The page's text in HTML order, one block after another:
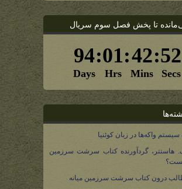
تا پخش فصل سوم سریال
سیستم واکه‌ها در زبان کوئنیا
هاستتر، گردآورنده کتاب سرشت سرزمین
درون کتاب سرشت سرزمین میانه